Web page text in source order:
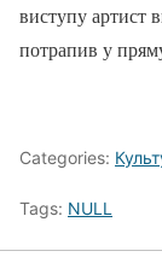
виступу артист
потрапив у
Categories:
Tags: NULL